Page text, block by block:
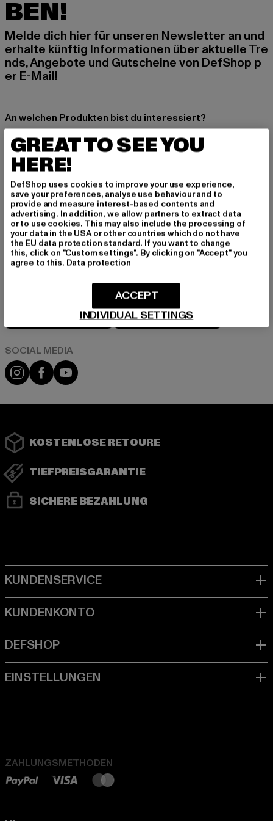
BEN!
Melde dich hier für unseren Newsletter an und
erhalte künftig Informationen über aktuelle Tre
nds, Angebote und Gutscheine von DefShop p
er E-Mail!
An welchen Produkten bist du interessiert?
MÄNNER
FRAUEN
E-MAIL
ANMELDEN
Informationen dazu, wie DefShop mit Deinen Daten umgeht, findest Du
in unserer Datenschutzerklärung. Du kannst Dich jederzeit kostenfei
abmelden.Datenschutzerklärung lesen.
Play market
Instagram
FacebookYouTube
KOSTENLOSE RETOURE
TIEFPREISGARANTIE
SICHERE BEZAHLUNG
ZAHLUNGSMETHODEN
GREAT TO SEE YOU
HERE!
DefShop uses cookies to improve your use experience,
save your preferences, analyse use behaviour and to
provide and measure interest-based contents and
advertising. In addition, we allow partners to extract data
or to use cookies. This may also include the processing of
your data in the USA or other countries which do not have
the EU data protection standard. If you want to change
this, click on "Custom settings". By clicking on "Accept" you
agree to this. Data protection
INDIVIDUAL SETTINGS
ACCEPT